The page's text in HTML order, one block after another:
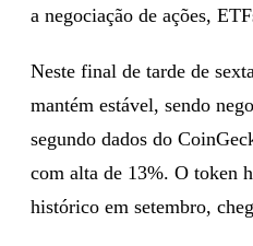
a negociação de ações,
Neste final de tarde de
mantém estável, sendo
segundo dados do
com alta de 13%. O token
histórico em setembro,